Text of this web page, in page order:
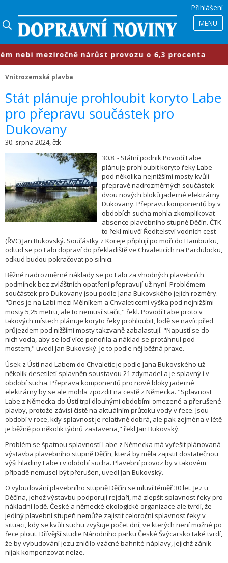
Přihlášení
MENU
meziročně nárůst provozu o 6,3 procenta
Vnitrozemská plavba
Stát plánuje prohloubit koryto Labe
pro přepravu součástek pro
Dukovany
30. srpna 2024, čtk
30.8. - Státní podnik Povodí Labe
plánuje prohloubit koryto řeky Labe
pod několika nejnižšími mosty kvůli
přepravě nadrozměrných součástek
dvou nových bloků jaderné elektrárny
Dukovany. Přepravu komponentů by v
obdobích sucha mohla zkomplikovat
absence plavebního stupně Děčín. ČTK
to řekl mluvčí Ředitelství vodních cest
(ŘVC) Jan Bukovský. Součástky z Koreje připlují po moři do Hamburku,
odtud se po Labi dopraví do překladiště ve Chvaleticích na Pardubicku,
odkud budou pokračovat po silnici.
Běžné nadrozměrné náklady se po Labi za vhodných plavebních
podmínek bez zvláštních opatření přepravují už nyní. Problémem
součástek pro Dukovany jsou podle Jana Bukovského jejich rozměry.
"Dnes je na Labi mezi Mělníkem a Chvaleticemi výška pod nejnižšími
mosty 5,25 metru, ale to nemusí stačit," řekl. Povodí Labe proto v
takových místech plánuje koryto řeky prohloubit, lodě se navíc před
průjezdem pod nižšími mosty takzvaně zabalastují. "Napustí se do
nich voda, aby se loď více ponořila a náklad se protáhnul pod
mostem," uvedl Jan Bukovský. Je to podle něj běžná praxe.
Úsek z Ústí nad Labem do Chvaletic je podle Jana Bukovského už
několik desetiletí splavněn soustavou 21 zdymadel a je splavný i v
období sucha. Přeprava komponentů pro nové bloky jaderné
elektrárny by se ale mohla zpozdit na cestě z Německa. "Splavnost
Labe z Německa do Ústí trpí dlouhými obdobími omezené a přerušené
plavby, protože závisí čistě na aktuálním průtoku vody v řece. Jsou
období v roce, kdy splavnost je relativně dobrá, ale pak zejména v létě
je běžně po několik týdnů zastavena," řekl Jan Bukovský.
Problém se špatnou splavností Labe z Německa má vyřešit plánovaná
výstavba plavebního stupně Děčín, která by měla zajistit dostatečnou
výši hladiny Labe i v období sucha. Plavební provoz by v takovém
případě nemusel být přerušen, uvedl Jan Bukovský.
O vybudování plavebního stupně Děčín se mluví téměř 30 let. Jez u
Děčína, jehož výstavbu podporují rejdaři, má zlepšit splavnost řeky pro
nákladní lodě. České a německé ekologické organizace ale tvrdí, že
jediný plavební stupeň nemůže zajistit celoroční splavnost řeky v
situaci, kdy se kvůli suchu zvyšuje počet dní, ve kterých není možné po
řece plout. Dřívější studie Národního parku České Švýcarsko také tvrdí,
že by vybudování jezu zničilo vzácné bahnité náplavy, jejichž zánik
nijak kompenzovat nelze.